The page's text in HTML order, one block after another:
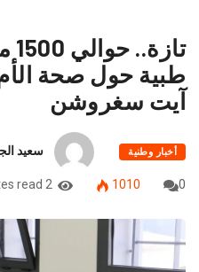
طبية حول صحة
آيت سغروشن
أخبار وطنية سعيد
0
1010
2 minutes read